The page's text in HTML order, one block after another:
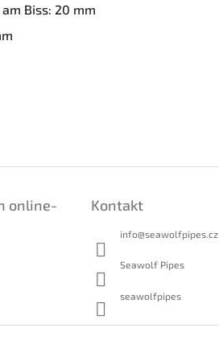
Biss: 20 mm
online-
Kontakt
info@seawolfpipes.cz
Seawolf Pipes
seawolfpipes